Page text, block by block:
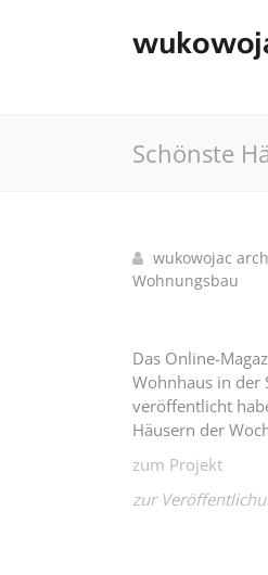
Schönste
wukowojac
Wohnungsbau
Das Online-
Wohnhaus in der
veröffentlicht
Häusern der
zum Projekt
zur